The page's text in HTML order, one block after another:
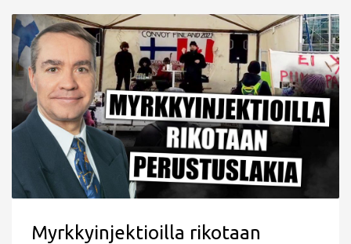
Myrkkyinjektioilla rikotaan